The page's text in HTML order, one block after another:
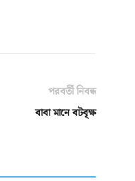
পরবর্তী নিবন্ধ
বাবা মানে বটবৃক্ষ